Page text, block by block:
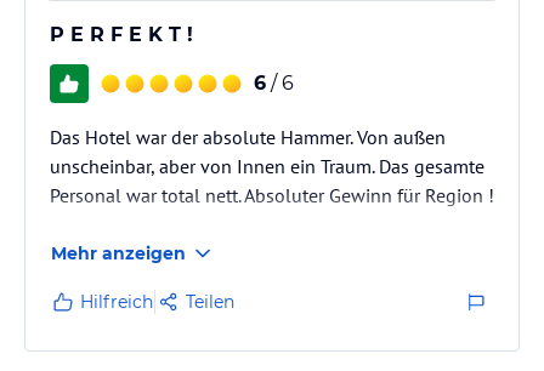
P E R F E K T !
6 / 6
Das Hotel war der absolute Hammer. Von außen
unscheinbar, aber von Innen ein Traum. Das gesamte
Personal war total nett. Absoluter Gewinn für Region !
Mehr anzeigen
Hilfreich Teilen